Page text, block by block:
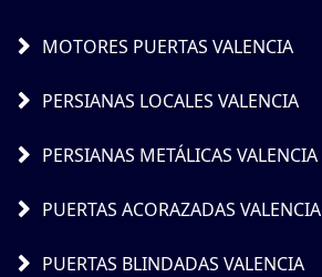
MOTORES PUERTAS VALENCIA
PERSIANAS LOCALES VALENCIA
PERSIANAS METÁLICAS VALENCIA
PUERTAS ACORAZADAS VALENCIA
PUERTAS BLINDADAS VALENCIA